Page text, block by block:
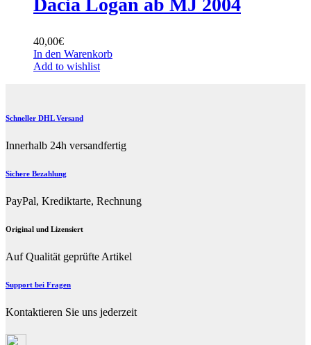
Dacia Logan ab MJ 2004
40,00€
In den Warenkorb
Add to wishlist
Schneller DHL Versand
Innerhalb 24h versandfertig
Sichere Bezahlung
PayPal, Krediktarte, Rechnung
Original und Lizensiert
Auf Qualität geprüfte Artikel
Support bei Fragen
Kontaktieren Sie uns jederzeit